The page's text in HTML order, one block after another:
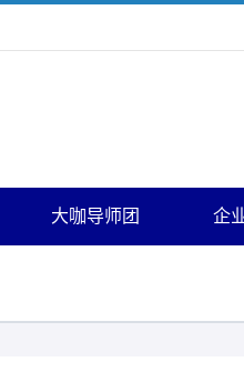
大咖导师团 企